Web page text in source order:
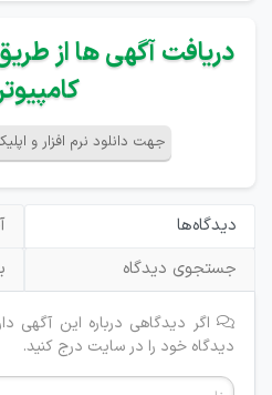
دریافت آگهی ها از
جهت دانلود نرم افزار و
دیدگاه‌ها
جستجوی دیدگاه
اگر دیدگاهی درباره این آگهی
دیدگاه خود را در سایت درج کنید.